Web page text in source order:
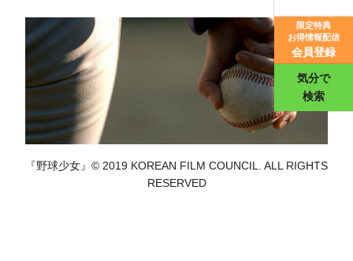
限定特典
お得情報配信
会員登録
気分で
検索
『野球少女』© 2019 KOREAN FILM COUNCIL. ALL RIGHTS
RESERVED